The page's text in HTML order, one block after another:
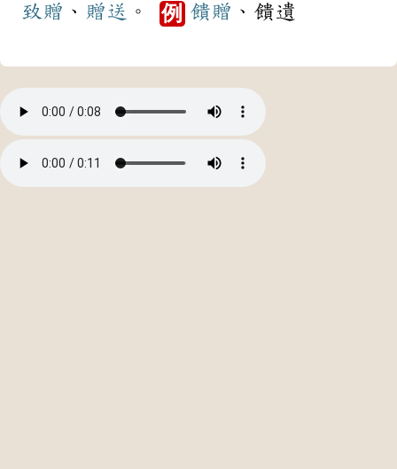
致贈 、 贈送 。 例 饋贈 、饋遺